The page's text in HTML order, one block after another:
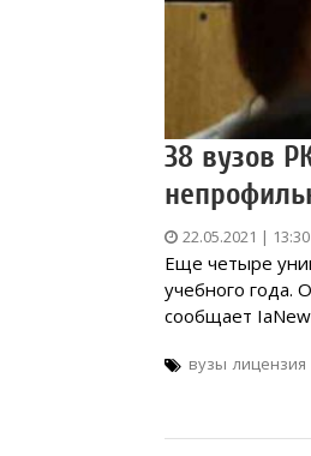
38 вузов
22.05.2021 | 13:30
Еще четыре
учебного года.
сообщает
вузы лицензия